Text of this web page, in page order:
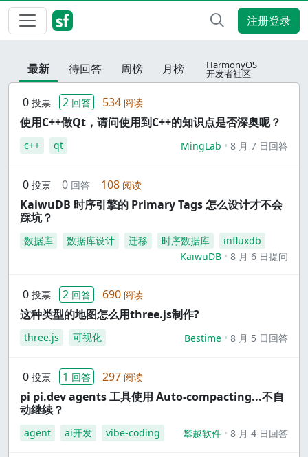
注册登录
最新 待回答 周榜 月榜 HarmonyOS
开发者社区
0 投票 2 回答 534 阅读
使用C++做Qt，请问使用到C++的知识点是否深奥呢？
c++ qt MingLab 8 月 7 日回答
0 投票 0 回答 108 阅读
KaiwuDB 时序引擎的 Primary Tags 怎么设计才不会
踩坑？
数据库 数据库设计 迁移 时序数据库
influxdb
KaiwuDB
8 月 6 日提问
0 投票 2 回答 690 阅读
这种类型的地图怎么用three.js制作?
three.js 可视化 Bestime 8 月 5 日回答
0 投票 1 回答 297 阅读
pi pi.dev agents 工具使用 Auto-compacting...不自
动继续？
agent ai开发 vibe-coding 攀越软件 8 月 4 日回答